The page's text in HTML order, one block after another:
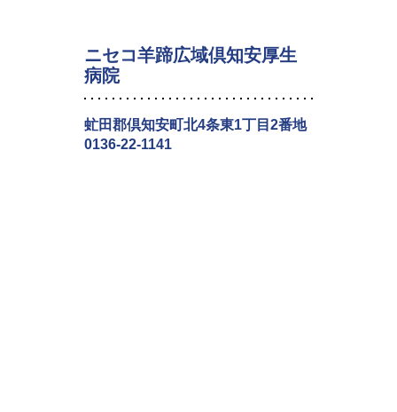
ニセコ羊蹄広域倶知安厚生
病院
虻田郡倶知安町北4条東1丁目2番地
0136-22-1141